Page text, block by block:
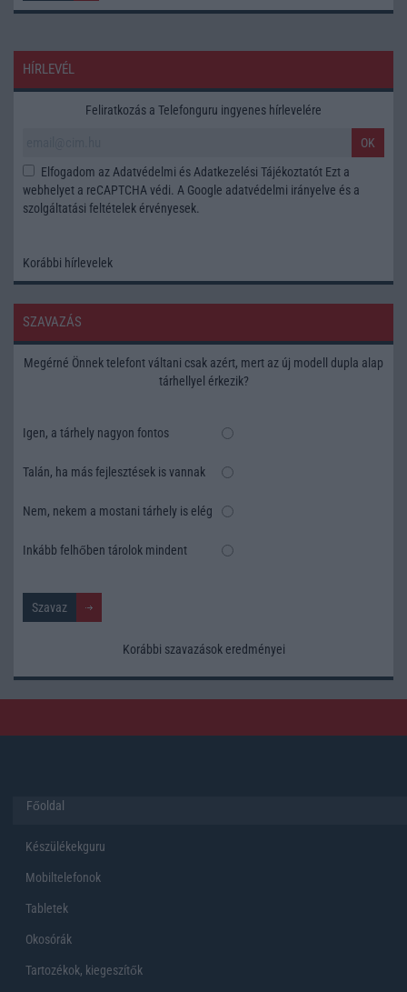
HÍRLEVÉL
Feliratkozás a Telefonguru ingyenes hírlevelére
OK
Elfogadom az Adatvédelmi és Adatkezelési Tájékoztatót Ezt a
webhelyet a reCAPTCHA védi. A Google adatvédelmi irányelve és a
szolgáltatási feltételek érvényesek.
Korábbi hírlevelek
SZAVAZÁS
Megérné Önnek telefont váltani csak azért, mert az új modell dupla alap
tárhellyel érkezik?
Igen, a tárhely nagyon fontos
Talán, ha más fejlesztések is vannak
Nem, nekem a mostani tárhely is elég
Inkább felhőben tárolok mindent
Korábbi szavazások eredményei
Főoldal
Készülékekguru
Mobiltelefonok
Tabletek
Okosórák
Tartozékok, kiegeszítők